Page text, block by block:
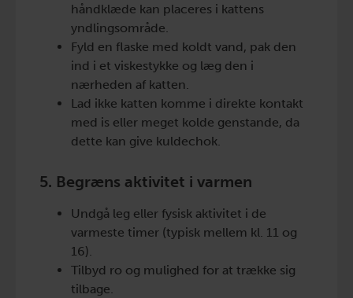
håndklæde kan placeres i kattens
yndlingsområde.
Fyld en flaske med koldt vand, pak den
ind i et viskestykke og læg den i
nærheden af katten.
Lad ikke katten komme i direkte kontakt
med is eller meget kolde genstande, da
dette kan give kuldechok.
5. Begræns aktivitet i varmen
Undgå leg eller fysisk aktivitet i de
varmeste timer (typisk mellem kl. 11 og
16).
Tilbyd ro og mulighed for at trække sig
tilbage.